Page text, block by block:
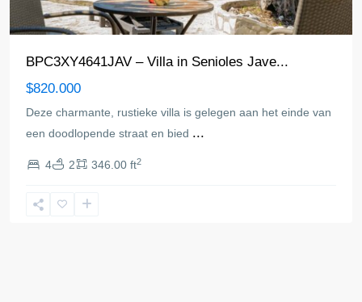
BPC3XY4641JAV – Villa in Senioles Jave...
$820.000
Deze charmante, rustieke villa is gelegen aan het einde van
een doodlopende straat en bied ...
4 2 346.00 ft2